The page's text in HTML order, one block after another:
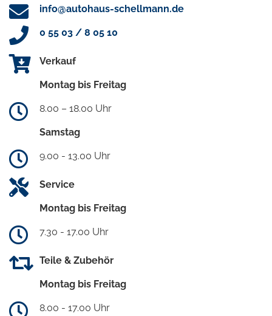
info@autohaus-schellmann.de
0 55 03 / 8 05 10
Verkauf
Montag bis Freitag
8.00 – 18.00 Uhr
Samstag
9.00 - 13.00 Uhr
Service
Montag bis Freitag
7.30 - 17.00 Uhr
Teile & Zubehör
Montag bis Freitag
8.00 - 17.00 Uhr